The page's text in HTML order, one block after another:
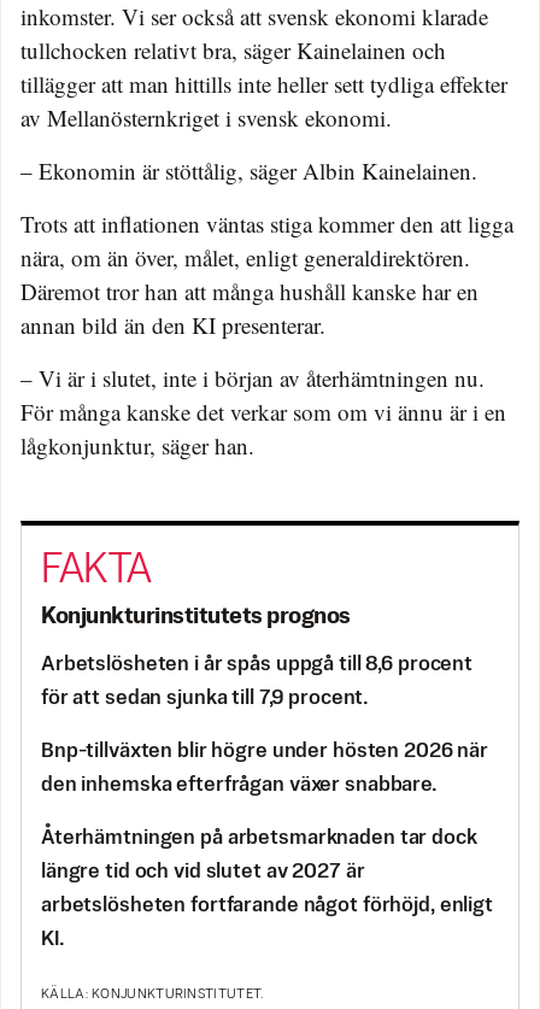
inkomster. Vi ser också att svensk ekonomi klarade
tullchocken relativt bra, säger Kainelainen och
tillägger att man hittills inte heller sett tydliga effekter
av Mellanösternkriget i svensk ekonomi.
– Ekonomin är stöttålig, säger Albin Kainelainen.
Trots att inflationen väntas stiga kommer den att ligga
nära, om än över, målet, enligt generaldirektören.
Däremot tror han att många hushåll kanske har en
annan bild än den KI presenterar.
– Vi är i slutet, inte i början av återhämtningen nu.
För många kanske det verkar som om vi ännu är i en
lågkonjunktur, säger han.
Konjunkturinstitutets prognos
Arbetslösheten i år spås uppgå till 8,6 procent
för att sedan sjunka till 7,9 procent.
Bnp-tillväxten blir högre under hösten 2026 när
den inhemska efterfrågan växer snabbare.
Återhämtningen på arbetsmarknaden tar dock
längre tid och vid slutet av 2027 är
arbetslösheten fortfarande något förhöjd, enligt
KI.
KÄLLA: KONJUNKTURINSTITUTET.